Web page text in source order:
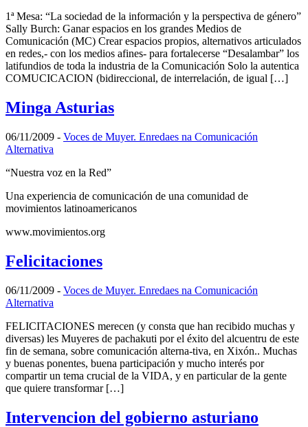
1ª Mesa: “La sociedad de la información y la perspectiva de género”
Sally Burch: Ganar espacios en los grandes Medios de
Comunicación (MC) Crear espacios propios, alternativos articulados
en redes,- con los medios afines- para fortalecerse “Desalambar” los
latifundios de toda la industria de la Comunicación Solo la autentica
COMUCICACION (bidireccional, de interrelación, de igual […]
Minga Asturias
06/11/2009 - Voces de Muyer. Enredaes na Comunicación
Alternativa
“Nuestra voz en la Red”
Una experiencia de comunicación de una comunidad de
movimientos latinoamericanos
www.movimientos.org
Felicitaciones
06/11/2009 - Voces de Muyer. Enredaes na Comunicación
Alternativa
FELICITACIONES merecen (y consta que han recibido muchas y
diversas) les Muyeres de pachakuti por el éxito del alcuentru de este
fin de semana, sobre comunicación alterna-tiva, en Xixón.. Muchas
y buenas ponentes, buena participación y mucho interés por
compartir un tema crucial de la VIDA, y en particular de la gente
que quiere transformar […]
Intervencion del gobierno asturiano